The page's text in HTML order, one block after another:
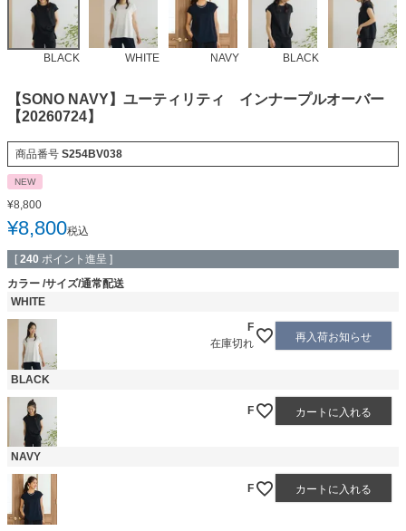
BLACK WHITE NAVY BLACK
【SONO NAVY】ユーティリティ インナープルオーバー
【20260724】
商品番号 S254BV038
NEW
¥8,800
¥8,800税込
[ 240 ポイント進呈 ]
カラー サイズ/通常配送
WHITE
F
在庫切れ
再入荷お知らせ
BLACK
F カートに入れる
NAVY
F カートに入れる